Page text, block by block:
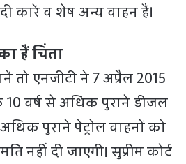
कारें व शेष अन्य वाहन हैं।
हैं चिंता
तो एनजीटी ने 7 अप्रैल 2015
10 वर्ष से अधिक पुराने डीजल
पुराने पेट्रोल वाहनों को
नहीं दी जाएगी। सुप्रीम कोर्ट